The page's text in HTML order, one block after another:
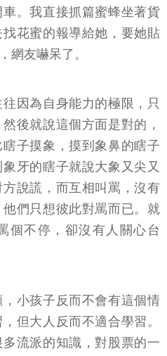
。我直接抓篇蜜蜂坐著貨
花蜜的報導給她，要她貼
網友嚇呆了。
因為自身能力的極限，只
後就說這個方面是對的，
子摸象，摸到象鼻的瞎子
牙的瞎子就說大象又尖又
說謊，而互相叫罵，沒有
們只想彼此對罵而已。就
個不停，卻沒有人關心台
小孩子反而不會有這個情
但大人反而不適合學習。
流派的知識，對股票的一